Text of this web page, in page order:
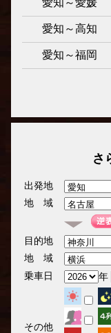
愛知～高知
愛知～福岡
さ
出発地
地 域
目的地
地 域
乗車日
年
その他